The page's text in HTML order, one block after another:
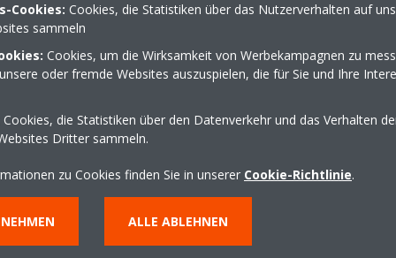
für Luftreinigung im Sommer und
im Sommer als auch im Winter zu Problemen mit der
unter Umständen zu einer schlechten Raumluftqualität führen,
und Hautproblemen. Unsere DAIKIN Luftreiniger mit
reinigen sie auch, sodass Ihre Kunden saubere, frischere Luft
und trockene Haut weniger juckt.
im Griff!
und MCK70Z bieten Konnektivität mit der DAIKIN Onecta App,
Cookies: Cookies, die Statistiken über das Nutzerverhalten auf
sammeln
Cookies, um die Wirksamkeit von Werbekampagnen zu
oder fremde Websites auszuspielen, die für Sie und Ihre
Cookies, die Statistiken über den Datenverkehr und das Verhalten
Dritter sammeln.
zu Cookies finden Sie in unserer Cookie-Richtlinie.
ALLE ABLEHNEN